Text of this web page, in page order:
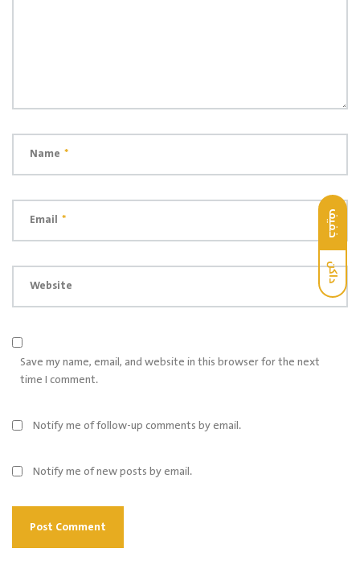
خفيف
داكن
Name *
Email *
Website
Save my name, email, and website in this browser for the next
time I comment.
Notify me of follow-up comments by email.
Notify me of new posts by email.